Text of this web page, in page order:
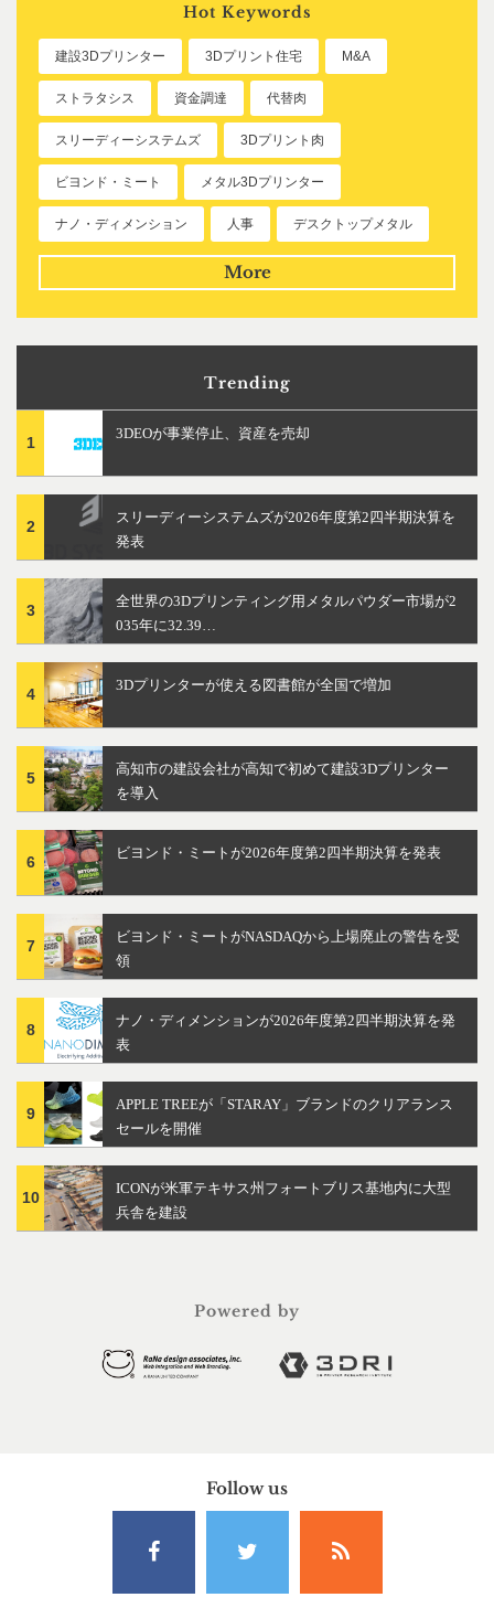
Hot Keywords
建設3Dプリンター 3Dプリント住宅 M&A
ストラタシス 資金調達 代替肉
スリーディーシステムズ 3Dプリント肉
ビヨンド・ミート メタル3Dプリンター
ナノ・ディメンション 人事 デスクトップメタル
More
Trending
1
3DEOが事業停止、資産を売却
2
スリーディーシステムズが2026年度第2四半期決算を
発表
3
全世界の3Dプリンティング用メタルパウダー市場が2
035年に32.39…
4
3Dプリンターが使える図書館が全国で増加
5
高知市の建設会社が高知で初めて建設3Dプリンター
を導入
6
ビヨンド・ミートが2026年度第2四半期決算を発表
7
ビヨンド・ミートがNASDAQから上場廃止の警告を受
領
8
ナノ・ディメンションが2026年度第2四半期決算を発
表
9
APPLE TREEが「STARAY」ブランドのクリアランス
セールを開催
10
ICONが米軍テキサス州フォートブリス基地内に大型
兵舎を建設
Powered by
Follow us